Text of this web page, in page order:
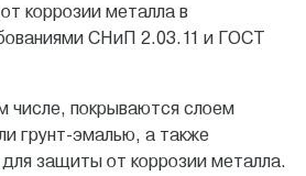
коррозии металла в
СНиП 2.03.11 и ГОСТ
числе, покрываются слоем
грунт-эмалью, а также
защиты от коррозии металла.